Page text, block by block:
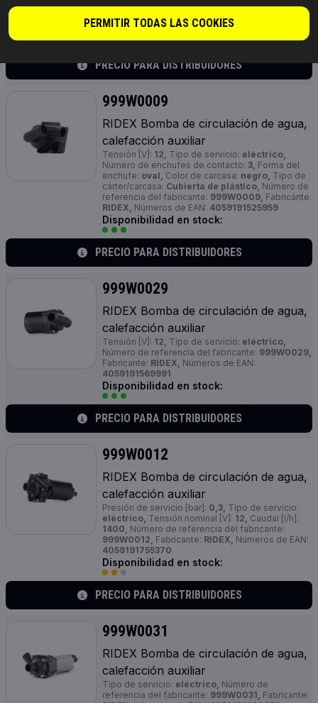
PERMITIR TODAS LAS COOKIES
Fabricante:RIDEX,Números de EAN:
4064138288187
PRECIO PARA DISTRIBUIDORES
999W0009
RIDEX Bomba de circulación de agua,
calefacción auxiliar
Tensión [V]: 12, Tipo de servicio: eléctrico,
Número de enchufes de contacto: 3, Forma del
enchufe: oval, Color de carcasa: negro, Tipo de
cárter/carcasa: Cubierta de plástico, Número de
referencia del fabricante: 999W0009, Fabricante:
RIDEX, Números de EAN: 4059191525959
Disponibilidad en stock:
PRECIO PARA DISTRIBUIDORES
999W0029
RIDEX Bomba de circulación de agua,
calefacción auxiliar
Tensión [V]: 12, Tipo de servicio: eléctrico,
Número de referencia del fabricante: 999W0029,
Fabricante: RIDEX, Números de EAN:
4059191569991
Disponibilidad en stock:
PRECIO PARA DISTRIBUIDORES
999W0012
RIDEX Bomba de circulación de agua,
calefacción auxiliar
Presión de servicio [bar]: 0,3, Tipo de servicio:
eléctrico, Tensión nominal [V]: 12, Caudal [l/h]:
1400, Número de referencia del fabricante:
999W0012, Fabricante: RIDEX, Números de EAN:
4059191755370
Disponibilidad en stock:
PRECIO PARA DISTRIBUIDORES
999W0031
RIDEX Bomba de circulación de agua,
calefacción auxiliar
Tipo de servicio: eléctrico, Número de
referencia del fabricante: 999W0031, Fabricante: